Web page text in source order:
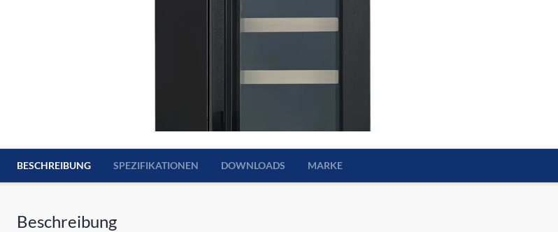
BESCHREIBUNG SPEZIFIKATIONEN DOWNLOADS MARKE
Beschreibung